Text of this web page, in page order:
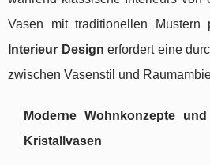
Vasen mit traditionellen Mustern
Interieur Design erfordert eine
zwischen Vasenstil und
Moderne Wohnkonzepte
Kristallvasen